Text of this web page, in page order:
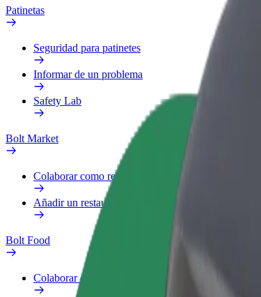
Patinetas
Seguridad para patinetes
Informar de un problema
Safety Lab
Bolt Market
Colaborar como repartidor
Añadir un restaurante o tienda
Bolt Food
Colaborar como repartidor